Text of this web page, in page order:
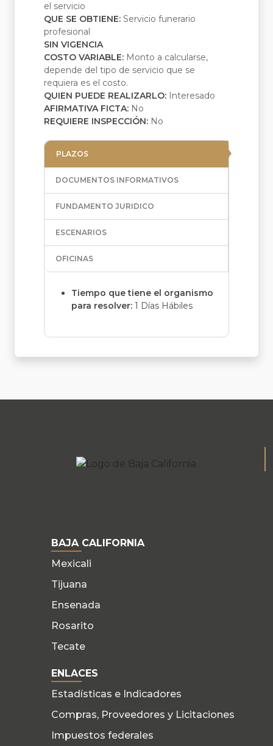
el servicio
QUE SE OBTIENE: Servicio funerario
profesional
SIN VIGENCIA
COSTO VARIABLE: Monto a calcularse,
depende del tipo de servicio que se
requiera es el costo.
QUIEN PUEDE REALIZARLO: Interesado
AFIRMATIVA FICTA: No
REQUIERE INSPECCIÓN: No
PLAZOS
DOCUMENTOS INFORMATIVOS
FUNDAMENTO JURIDICO
ESCENARIOS
OFICINAS
Tiempo que tiene el organismo
para resolver: 1 Días Hábiles
BAJA CALIFORNIA
Mexicali
Tijuana
Ensenada
Rosarito
Tecate
ENLACES
Estadísticas e Indicadores
Compras, Proveedores y Licitaciones
Impuestos federales